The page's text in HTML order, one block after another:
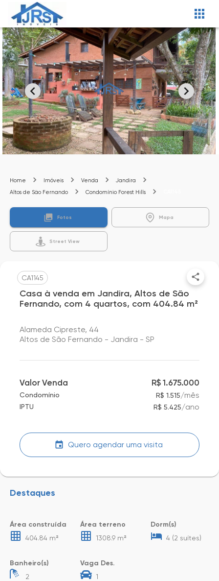
Home Imóveis Venda
Jandira
Altos de São Fernando
Condomínio Forest Hills
Fotos Mapa
Street View
CA1145
Casa à venda em Jandira, Altos de São
Fernando, com 4 quartos, com 404.84 m²
Alameda Cipreste, 44
Altos de São Fernando - Jandira - SP
Valor Venda R$ 1.675.000
Condomínio R$ 1.515/mês
IPTU R$ 5.425/ano
Quero agendar uma visita
Destaques
Área construída
404.84 m²
Área terreno
1308.9 m²
Dorm(s)
4 (2 suítes)
Banheiro(s)
2
Vaga Des.
1